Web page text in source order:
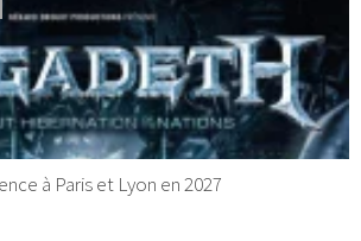
à Paris et Lyon en 2027